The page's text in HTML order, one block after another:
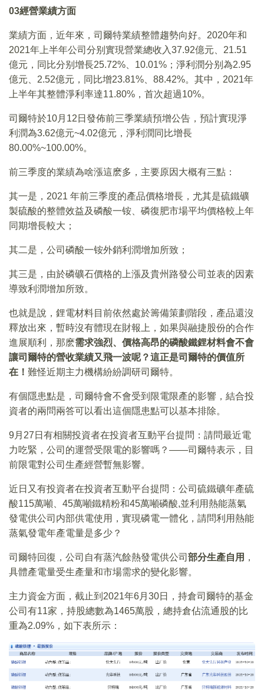
03經營業績方面
業績方面，近年來，司爾特業績整體趨勢向好。2020年和
2021年上半年公司分别實現營業總收入37.92億元、21.51
億元，同比分别增長25.72%、10.01%；淨利潤分别為2.95
億元、2.52億元，同比增23.81%、88.42%。其中，2021年
上半年其整體淨利率達11.80%，首次超過10%。
司爾特於10月12日發佈前三季業績預增公告，預計實現淨
利潤為3.62億元~4.02億元，淨利潤同比增長
80.00%~100.00%。
前三季度的業績為啥漲這麽多，主要原因大概有三點：
其一是，2021 年前三季度的產品價格增長，尤其是硫鐵礦
製硫酸的整體效益及磷酸一铵、磷復肥市場平均價格較上年
同期增長較大；
其二是，公司磷酸一铵外銷利潤增加所致；
其三是，由於磷礦石價格的上漲及貴州路發公司並表的因素
導致利潤增加所致。
也就是說，鋰電材料目前依然處於籌備策劃階段，產品還沒
釋放出來，暫時沒有體現在財報上，如果與融捷股份的合作
進展順利，那麽需求強烈、價格高昂的磷酸鐵鋰材料會不會
讓司爾特的營收業績又飛一波呢？這正是司爾特的價值所
在！ 難怪近期主力機構紛紛調研司爾特。
有個隱患點是，司爾特會不會受到限電限產的影響，結合投
資者的兩問兩答可以看出這個隱患點可以基本排除。
9月27日有相關投資者在投資者互動平台提問：請問最近電
力吃緊，公司的運營受限電的影響嗎？——司爾特表示，目
前限電對公司生產經營暫無影響。
近日又有投資者在投資者互動平台提問：公司硫鐵礦年產硫
酸115萬噸、45萬噸鐵精粉和45萬噸磷酸,並利用熱能蒸氣
發電供公司内部供電使用，實現磷電一體化，請問利用熱能
蒸氣發電年產電量是多少？
司爾特回復，公司自有蒸汽餘熱發電供公司 部分生產自用 ，
具體產電量受生產量和市場需求的變化影響。
主力資金方面，截止到2021年6月30日，持倉司爾特的基金
公司有11家，持股總數為1465萬股，總持倉佔流通股的比
重為2.09%，如下表所示：